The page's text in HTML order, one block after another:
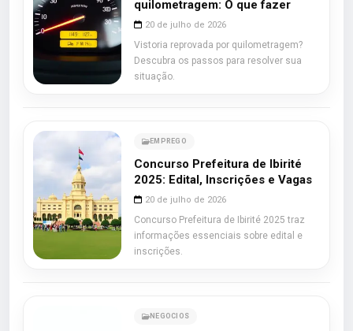
quilometragem: O que fazer
20 de julho de 2026
Vistoria reprovada por quilometragem?
Descubra os passos para resolver sua
situação.
EMPREGO
Concurso Prefeitura de Ibirité
2025: Edital, Inscrições e Vagas
20 de julho de 2026
Concurso Prefeitura de Ibirité 2025 traz
informações essenciais sobre edital e
inscrições.
NEGOCIOS